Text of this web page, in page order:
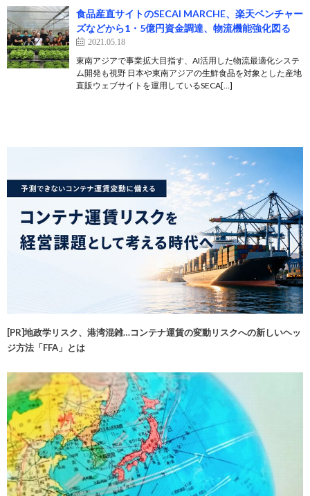
食品産直サイトのSECAI MARCHE、楽天ベンチャー
ズなどから1・5億円資金調達、物流機能強化図る
2021.05.18
東南アジアで事業拡大目指す、AI活用した物流最適化システ
ム開発も視野 日本や東南アジアの生鮮食品を対象とした産地
直販ウェブサイトを運用しているSECA[…]
[PR]地政学リスク、港湾混雑…コンテナ運賃の変動リスクへの新しいヘッ
ジ方法「FFA」とは